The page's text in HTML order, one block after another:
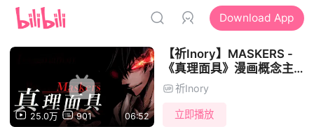
Download App
25.0万 901 06:52
【祈Inory】MASKERS -
《真理面具》漫画概念主题
曲【超炫PV付】
祈Inory
立即播放